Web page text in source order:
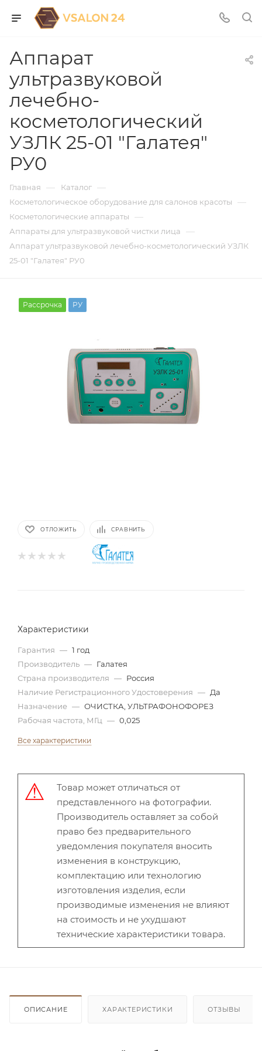
Аппарат
ультразвуковой
лечебно-
косметологический
УЗЛК 25-01 "Галатея"
РУ0
Главная — Каталог —
Косметологическое оборудование для салонов красоты —
Косметологические аппараты —
Аппараты для ультразвуковой чистки лица —
Аппарат ультразвуковой лечебно-косметологический УЗЛК
25-01 "Галатея" РУ0
Рассрочка РУ
ОТЛОЖИТЬ СРАВНИТЬ
Характеристики
Гарантия — 1 год
Производитель — Галатея
Страна производителя — Россия
Наличие Регистрационного Удостоверения — Да
Назначение — ОЧИСТКА, УЛЬТРАФОНОФОРЕЗ
Рабочая частота, МГц — 0,025
Все характеристики
Товар может отличаться от
представленного на фотографии.
Производитель оставляет за собой
право без предварительного
уведомления покупателя вносить
изменения в конструкцию,
комплектацию или технологию
изготовления изделия, если
производимые изменения не влияют
на стоимость и не ухудшают
технические характеристики товара.
ОПИСАНИЕ ХАРАКТЕРИСТИКИ ОТЗЫВЫ